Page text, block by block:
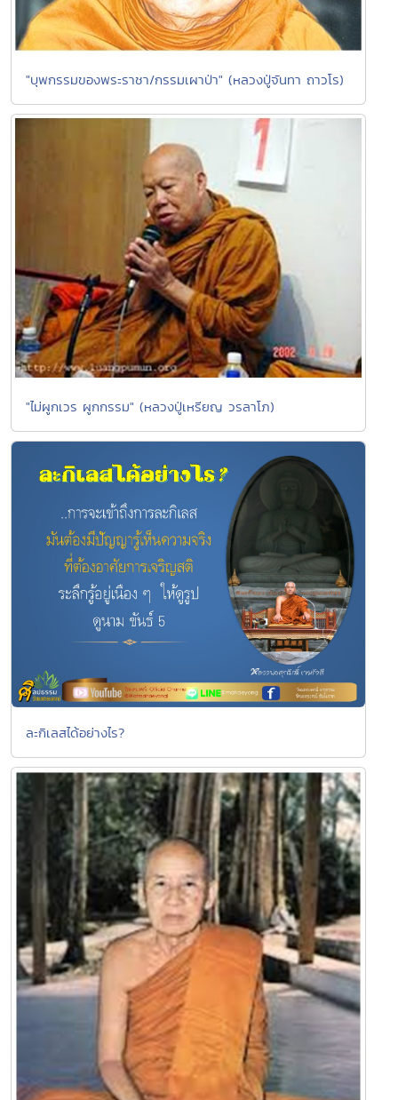
"บุพกรรมของพระราชา/กรรมเผาป่า" (หลวงปู่จันทา ถาวโร)
"ไม่ผูกเวร ผูกกรรม" (หลวงปู่เหรียญ วรลาโภ)
ละกิเลสได้อย่างไร?